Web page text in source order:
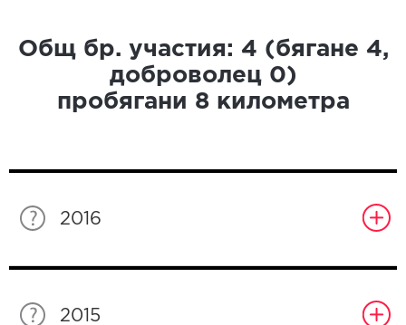
Общ бр. участия: 4 (бягане 4,
доброволец 0)
пробягани 8километра
2016
2015